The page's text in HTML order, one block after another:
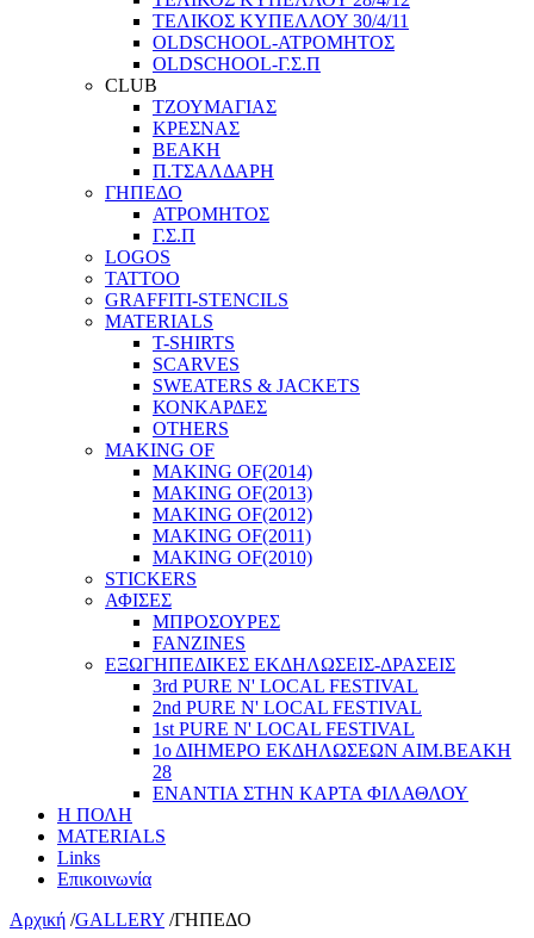
ΤΕΛΙΚΟΣ ΚΥΠΕΛΛΟΥ 30/4/11
OLDSCHOOL-ΑΤΡΟΜΗΤΟΣ
OLDSCHOOL-Γ.Σ.Π
CLUB
ΤΖΟΥΜΑΓΙΑΣ
ΚΡΕΣΝΑΣ
ΒΕΑΚΗ
Π.ΤΣΑΛΔΑΡΗ
ΓΗΠΕΔΟ
ΑΤΡΟΜΗΤΟΣ
Γ.Σ.Π
LOGOS
TATTOO
GRAFFITI-STENCILS
MATERIALS
T-SHIRTS
SCARVES
SWEATERS & JACKETS
ΚΟΝΚΑΡΔΕΣ
OTHERS
MAKING OF
MAKING OF(2014)
MAKING OF(2013)
MAKING OF(2012)
MAKING OF(2011)
MAKING OF(2010)
STICKERS
ΑΦΙΣΕΣ
ΜΠΡΟΣΟΥΡΕΣ
FANZINES
ΕΞΩΓΗΠΕΔΙΚΕΣ EΚΔΗΛΩΣΕΙΣ-ΔΡΑΣΕΙΣ
3rd PURE N' LOCAL FESTIVAL
2nd PURE N' LOCAL FESTIVAL
1st PURE N' LOCAL FESTIVAL
1ο ΔΙΗΜΕΡΟ ΕΚΔΗΛΩΣΕΩΝ ΑΙΜ.ΒΕΑΚΗ
28
ΕΝΑΝΤΙΑ ΣΤΗΝ ΚΑΡΤΑ ΦΙΛΑΘΛΟΥ
Η ΠΟΛΗ
MATERIALS
Links
Επικοινωνία
Αρχική /GALLERY /ΓΗΠΕΔΟ